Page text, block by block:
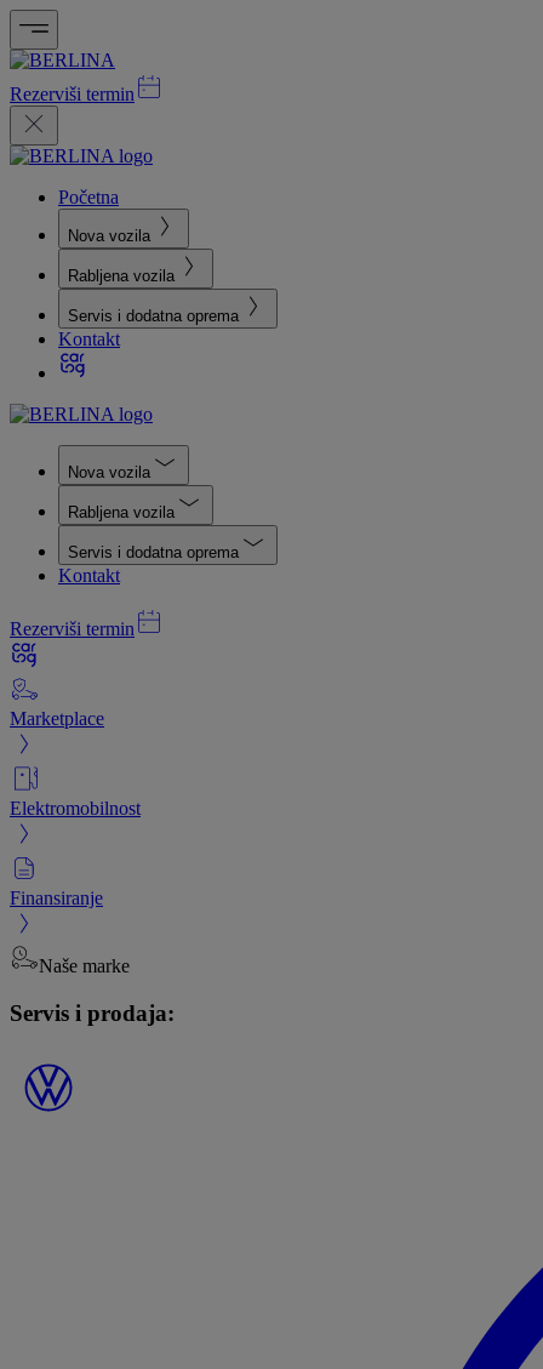
Rezerviši termin
Početna
Nova vozila
Rabljena vozila
Servis i dodatna oprema
Kontakt
Nova vozila
Rabljena vozila
Servis i dodatna oprema
Kontakt
Rezerviši termin
Marketplace
Elektromobilnost
Finansiranje
Naše marke
Servis i prodaja: